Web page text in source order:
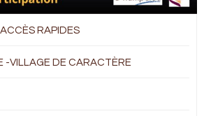
RAPIDES
-VILLAGE DE CARACTÈRE